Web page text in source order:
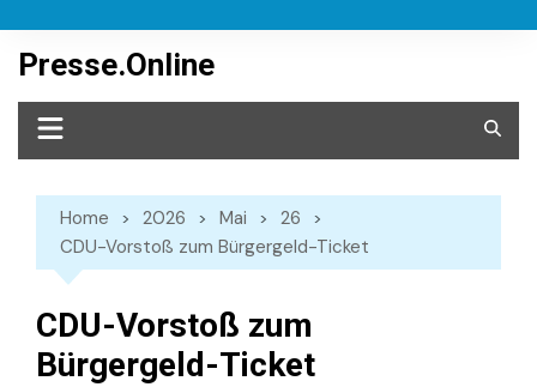
content
Presse.Online
Home 2026 Mai
26
CDU-Vorstoß zum Bürgergeld-Ticket
CDU-Vorstoß zum
Bürgergeld-Ticket